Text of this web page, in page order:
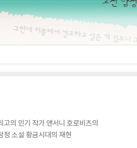
고의 인기 작가 앤서니 호로비츠의
정 소설 황금시대의 재현